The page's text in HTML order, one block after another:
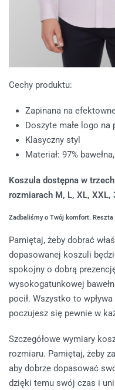
Cechy produktu:
Zapinana na
Doszyte małe logo na
Klasyczny styl
Materiał: 97%
Koszula dostępna w
rozmiarach M, L, XL, XXL,
Zadbaliśmy o Twój komfort. Reszta
Pamiętaj, żeby dobrać
dopasowanej koszuli
spokojny o dobrą
wysokogatunkowej
pocił. Wszystko to
poczujesz się pewnie w
Szczegółowe wymiary
rozmiaru. Pamiętaj, żeby
aby dobrze dopasować
dzięki temu swój czas i